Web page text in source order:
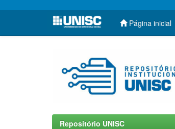
Skip
Página inicial
Repositório UNISC